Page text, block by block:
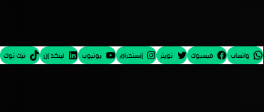
واتساب فيسبوك تويتر إنستجرام يوتيوب لينكد إن تيك توك